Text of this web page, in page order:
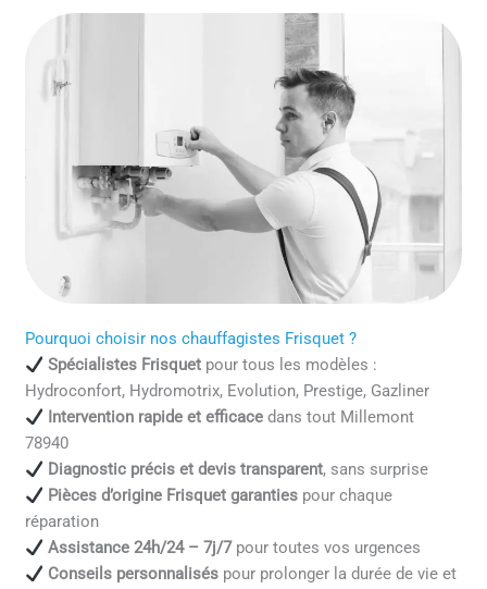
Pourquoi choisir nos chauffagistes Frisquet ?
Spécialistes Frisquetpour tous les modèles :
Hydroconfort, Hydromotrix, Evolution, Prestige, Gazliner
Intervention rapide et efficacedans tout Millemont
78940
Diagnostic précis et devis transparent, sans surprise
Pièces d’origine Frisquet garantiespour chaque
réparation
Assistance 24h/24 – 7j/7pour toutes vos urgences
Conseils personnaliséspour prolonger la durée de vie et